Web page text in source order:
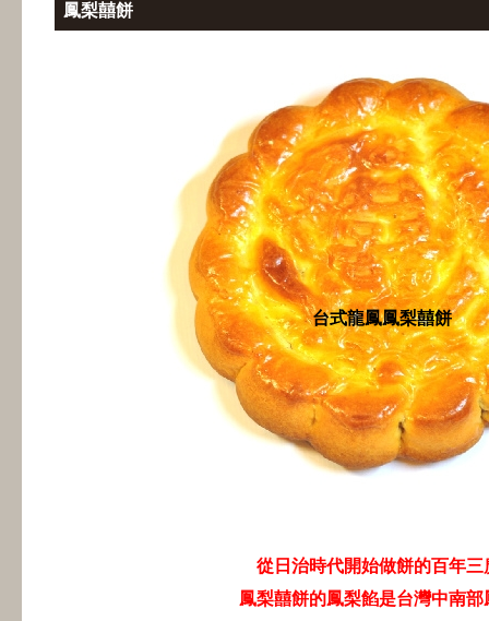
鳳梨囍餅
台式龍鳳鳳梨囍餅
從日治時代開始做餅的百年三
鳳梨囍餅的鳳梨餡是台灣中南部